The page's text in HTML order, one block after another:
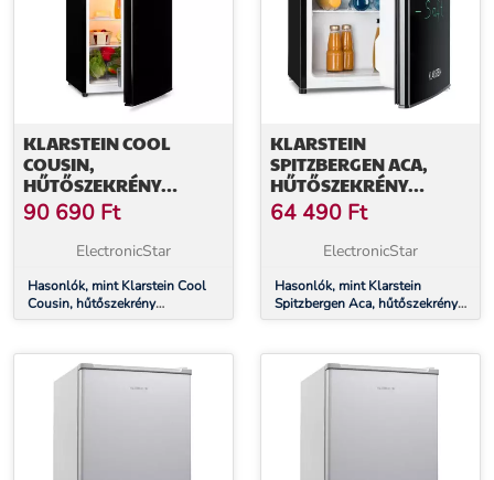
KLARSTEIN COOL
COUSIN,
HŰTŐSZEKRÉNY
FAGYASZTÓVAL, 70/11
LITER, 40 DB, E
ENERGIAHATÉKONYSÁGI
90 690 Ft
ElectronicStar
Hasonlók, mint Klarstein Cool
Cousin, hűtőszekrény
fagyasztóval, 70/11 liter, 40 dB,
fekete
KLARSTEIN
SPITZBERGEN ACA,
HŰTŐSZEKRÉNY
FAGYASZTÓVAL, 46
LITER, E
ENERGIAHATÉKONYSÁGI
64 490 Ft
ElectronicStar
Hasonlók, mint Klarstein
Spitzbergen Aca, hűtőszekrény
fagyasztóval, 46 liter, E
fekete